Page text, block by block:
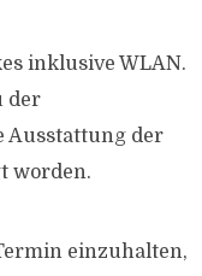
inklusive WLAN.
der
Ausstattung der
worden.
einzuhalten,